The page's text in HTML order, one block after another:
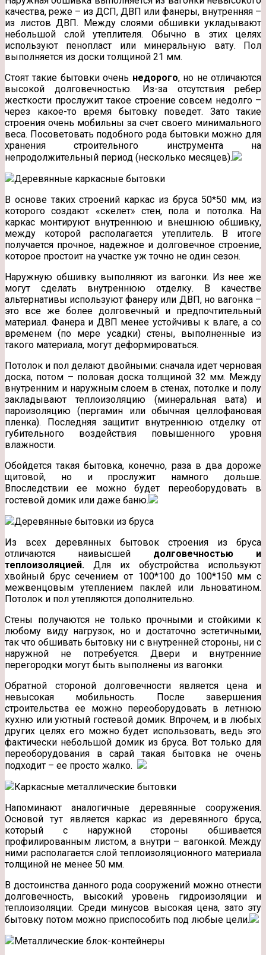
качества, реже – из ДСП, ДВП или фанеры, внутренняя –
из листов ДВП. Между слоями обшивки укладывают
небольшой слой утеплителя. Обычно в этих целях
используют пенопласт или минеральную вату. Пол
выполняется из доски толщиной 21 мм.
Стоят такие бытовки очень недорого, но не отличаются
высокой долговечностью. Из-за отсутствия ребер
жесткости прослужит такое строение совсем недолго –
через какое-то время бытовку поведет. Зато такие
строения очень мобильны за счет своего минимального
веса. Посоветовать подобного рода бытовки можно для
хранения строительного инструмента на
непродолжительный период (несколько месяцев).
Деревянные каркасные бытовки
В основе таких строений каркас из бруса 50*50 мм, из
которого создают «скелет» стен, пола и потолка. На
каркас монтируют внутреннюю и внешнюю обшивку,
между которой располагается утеплитель. В итоге
получается прочное, надежное и долговечное строение,
которое простоит на участке уж точно не один сезон.
Наружную обшивку выполняют из вагонки. Из нее же
могут сделать внутреннюю отделку. В качестве
альтернативы используют фанеру или ДВП, но вагонка –
это все же более долговечный и предпочтительный
материал. Фанера и ДВП менее устойчивы к влаге, а со
временем (по мере усадки) стены, выполненные из
такого материала, могут деформироваться.
Потолок и пол делают двойными: сначала идет черновая
доска, потом – половая доска толщиной 32 мм. Между
внутренним и наружным слоем в стенах, потолке и полу
закладывают теплоизоляцию (минеральная вата) и
пароизоляцию (пергамин или обычная целлофановая
пленка). Последняя защитит внутреннюю отделку от
губительного воздействия повышенного уровня
влажности.
Обойдется такая бытовка, конечно, раза в два дороже
щитовой, но и прослужит намного дольше.
Впоследствии ее можно будет переоборудовать в
гостевой домик или даже баню.
Деревянные бытовки из бруса
Из всех деревянных бытовок строения из бруса
отличаются наивысшей долговечностью и
теплоизоляцией. Для их обустройства используют
хвойный брус сечением от 100*100 до 100*150 мм с
межвенцовым утеплением паклей или льноватином.
Потолок и пол утепляются дополнительно.
Стены получаются не только прочными и стойкими к
любому виду нагрузок, но и достаточно эстетичными,
так что обшивать бытовку ни с внутренней стороны, ни с
наружной не потребуется. Двери и внутренние
перегородки могут быть выполнены из вагонки.
Обратной стороной долговечности является цена и
невысокая мобильность. После завершения
строительства ее можно переоборудовать в летнюю
кухню или уютный гостевой домик. Впрочем, и в любых
других целях его можно будет использовать, ведь это
фактически небольшой домик из бруса. Вот только для
переоборудования в сарай такая бытовка не очень
подходит – ее просто жалко.
Каркасные металлические бытовки
Напоминают аналогичные деревянные сооружения.
Основой тут является каркас из деревянного бруса,
который с наружной стороны обшивается
профилированным листом, а внутри – вагонкой. Между
ними располагается слой теплоизоляционного материала
толщиной не менее 50 мм.
В достоинства данного рода сооружений можно отнести
долговечность, высокий уровень гидроизоляции и
теплоизоляции. Среди минусов высокая цена, зато эту
бытовку потом можно приспособить под любые цели.
Металлические блок-контейнеры